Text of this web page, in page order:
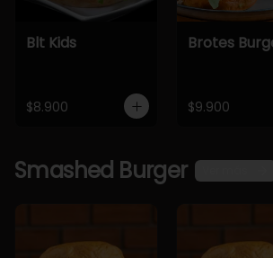
Blt Kids
$8.900
Brotes
$9.900
Smashed Burger